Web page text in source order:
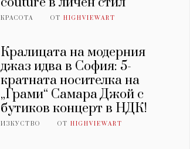
КРАСОТА ОТHIGHVIEWART
Кралицата на модерния
джаз идва в София: 5-
кратната носителка на
„Грами“ Самара Джой с
бутиков концерт в НДК!
ИЗКУСТВО ОТHIGHVIEWART